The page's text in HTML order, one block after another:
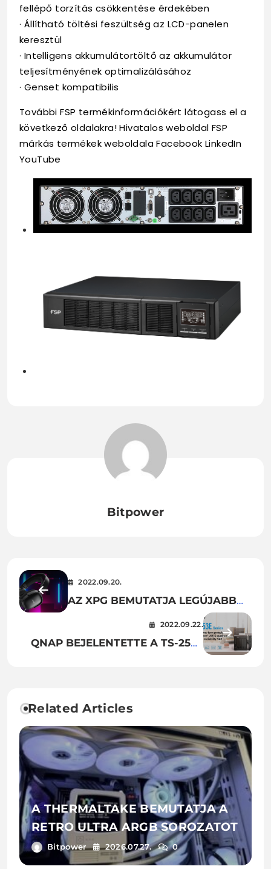
fellépő torzítás csökkentése érdekében
· Állítható töltési feszültség az LCD-panelen
keresztül
· Intelligens akkumulátortöltő az akkumulátor
teljesítményének optimalizálásához
· Genset kompatibilis
További FSP termékinformációkért látogass el a
következő oldalakra! Hivatalos weboldal FSP
márkás termékek weboldala Facebook LinkedIn
YouTube
Bitpower
2022.09.20.
AZ XPG BEMUTATJA LEGÚJABB
2022.09.22.
QNAP BEJELENTETTE A TS-253E
ELÉRHETŐSÉGGEL, INTEL®
PROCESSZORRAL, KÉT 2,5 GBE-
PORTTAL, M.2 PCIE-
BŐVÍTŐHELYEKKEL ÉS KETTŐS
4K HDMI-VEL
Related Articles
A THERMALTAKE BEMUTATJA A
RETRO ULTRA ARGB SOROZATOT
Bitpower 2026.07.27. 0